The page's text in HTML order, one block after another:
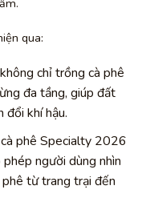
qua:
chỉ trồng cà phê
đa tầng, giúp đất
đổi khí hậu.
phê Specialty 2026
người dùng nhìn
từ trang trại đến